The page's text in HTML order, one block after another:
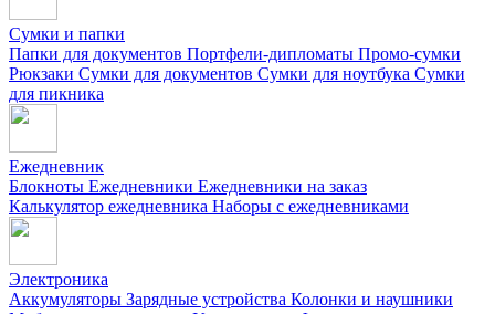
Сумки и папки
Папки для документов Портфели-дипломаты Промо-сумки
Рюкзаки Сумки для документов Сумки для ноутбука Сумки
для пикника
Ежедневник
Блокноты Ежедневники Ежедневники на заказ
Калькулятор ежедневника Наборы с ежедневниками
Электроника
Аккумуляторы Зарядные устройства Колонки и наушники